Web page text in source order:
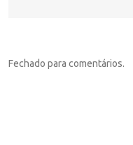
Fechado para comentários.